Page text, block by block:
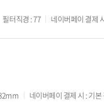
필터직경 : 77 네이버페이 결제
네이버페이 결제 시 : 기